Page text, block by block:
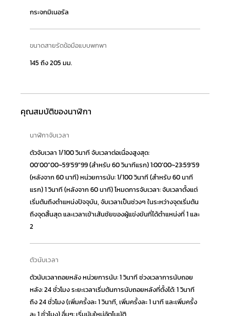
กระจกมิเนอรัล
ขนาดสายรัดข้อมือแบบพกพา
145 ถึง 205 มม.
คุณสมบัติของนาฬิกา
นาฬิกาจับเวลา
ตัวจับเวลา 1/100 วินาที จับเวลาต่อเนื่องสูงสุด:
00’00”00~59’59”99 (สำหรับ 60 วินาทีแรก) 1:00’00~23:59’59
(หลังจาก 60 นาที) หน่วยการนับ: 1/100 วินาที (สำหรับ 60 นาที
แรก) 1 วินาที (หลังจาก 60 นาที) โหมดการจับเวลา: จับเวลาตั้งแต่
เริ่มต้นถึงตำแหน่งปัจจุบัน, จับเวลาเป็นช่วงๆ ในระหว่างจุดเริ่มต้น
ถึงจุดสิ้นสุด และเวลาเข้าเส้นชัยของผู้แข่งขันที่ได้ตำแหน่งที่ 1 และ
2
ตัวนับเวลา
ตัวนับเวลาถอยหลัง หน่วยการนับ: 1 วินาที ช่วงเวลาการนับถอย
หลัง: 24 ชั่วโมง ระยะเวลาเริ่มต้นการนับถอยหลังที่ตั้งได้: 1 วินาที
ถึง 24 ชั่วโมง (เพิ่มครั้งละ 1 วินาที, เพิ่มครั้งละ 1 นาที และเพิ่มครั้ง